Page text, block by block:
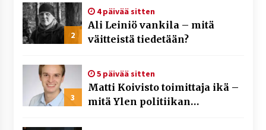
2
4 päivää sitten
Ali Leiniö vankila – mitä
väitteistä tiedetään?
3
5 päivää sitten
Matti Koivisto toimittaja ikä –
mitä Ylen politiikan